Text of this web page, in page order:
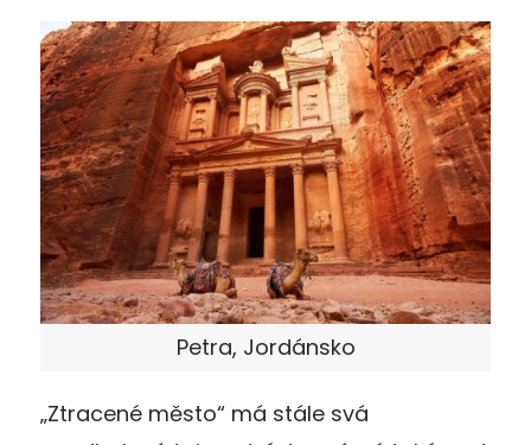
Petra, Jordánsko
„Ztracené město“ má stále svá